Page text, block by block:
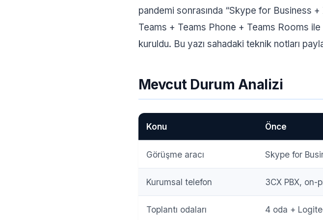
pandemi sonrasında “Skype for Business
Teams + Teams Phone + Teams Rooms ile
kuruldu. Bu yazı sahadaki teknik notları
Mevcut Durum Analizi
Konu Önce
Görüşme aracı Skype for
Kurumsal telefon 3CX PBX, on-
Toplantı odaları 4 oda +